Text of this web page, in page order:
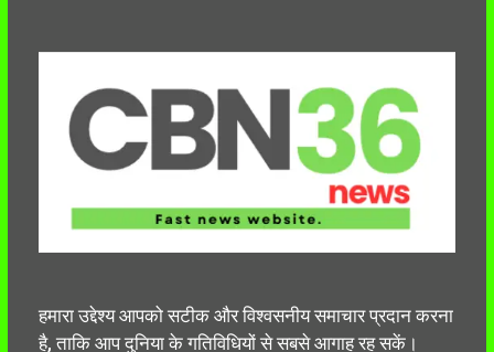
हमारा उद्देश्य आपको सटीक और विश्वसनीय समाचार प्रदान करना
है, ताकि आप दुनिया के गतिविधियों से सबसे आगाह रह सकें।